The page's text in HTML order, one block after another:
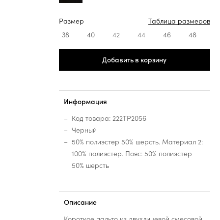
Размер
Таблица размеров
38
40 42 44 46 48
Добавить в корзину
Информация
Код товара: 222TP2056
Черный
50% полиэстер 50% шерсть. Материал 2:
100% полиэстер. Пояс: 50% полиэстер
50% шерсть
Описание